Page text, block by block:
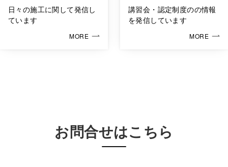
日々の施工に関して発信し
ています
MORE
講習会・認定制度のの情報
を発信しています
MORE
お問合せはこちら